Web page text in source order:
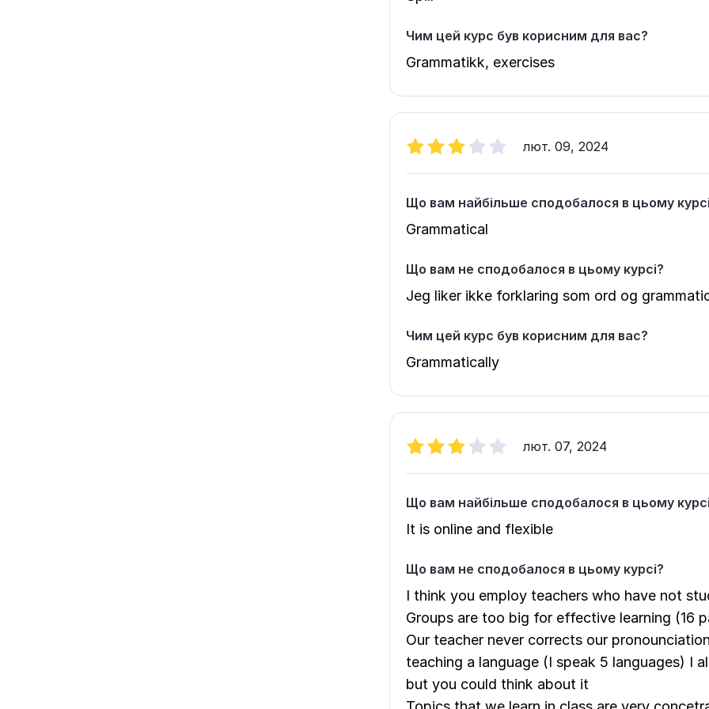
Чим цей курс був корисним для вас?
Grammatikk, exercises
лют. 09, 2024
Що вам найбільше сподобалося в цьому
Grammatical
Що вам не сподобалося в цьому курсі?
Jeg liker ikke forklaring som ord og
Чим цей курс був корисним для вас?
Grammatically
лют. 07, 2024
Що вам найбільше сподобалося в цьому
It is online and flexible
Що вам не сподобалося в цьому курсі?
I think you employ teachers who have not
Groups are too big for effective learning (16
Our teacher never corrects our
teaching a language (I speak 5 languages) I
but you could think about it